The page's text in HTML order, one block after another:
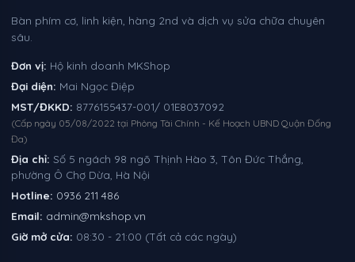
Bàn phím cơ, linh kiện, hàng 2nd và dịch vụ sửa chữa chuyên
sâu.
Đơn vị: Hộ kinh doanh MKShop
Đại diện: Mai Ngọc Điệp
MST/ĐKKD: 8776155437-001/ 01E8037092
(Cấp ngày 05/08/2022 tại Phòng Tài Chính - Kế Hoạch UBND Quận Đống
Đa)
Địa chỉ: Số 5 ngách 98 ngõ Thịnh Hào 3, Tôn Đức Thắng,
phường Ô Chợ Dừa, Hà Nội
Hotline: 0936 211 486
Email: admin@mkshop.vn
Giờ mở cửa: 08:30 - 21:00 (Tất cả các ngày)